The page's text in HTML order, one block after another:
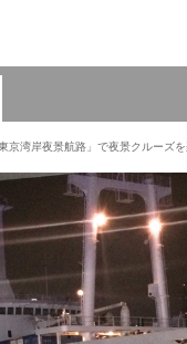
京湾岸夜景航路」で夜景クルーズ